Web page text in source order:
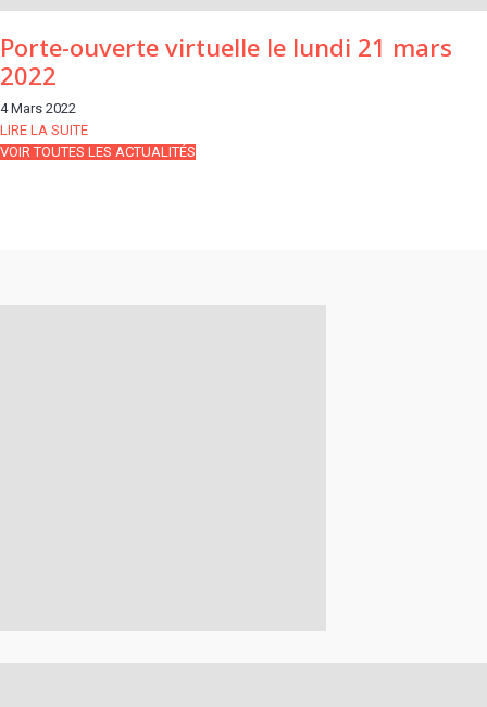
Porte-ouverte virtuelle le lundi 21 mars
2022
4 Mars 2022
LIRE LA SUITE
VOIR TOUTES LES ACTUALITÉS